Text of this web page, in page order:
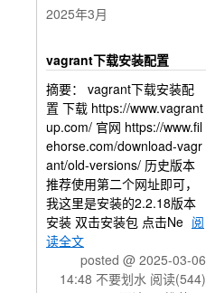
2025年3月
vagrant下载安装配置
摘要： vagrant下载安装配
置 下载 https://www.vagrant
up.com/ 官网 https://www.fil
ehorse.com/download-vagr
ant/old-versions/ 历史版本
推荐使用第二个网址即可，
我这里是安装的2.2.18版本
安装 双击安装包 点击Ne 阅
读全文
posted @ 2025-03-06
14:48 不要划水 阅读(544)